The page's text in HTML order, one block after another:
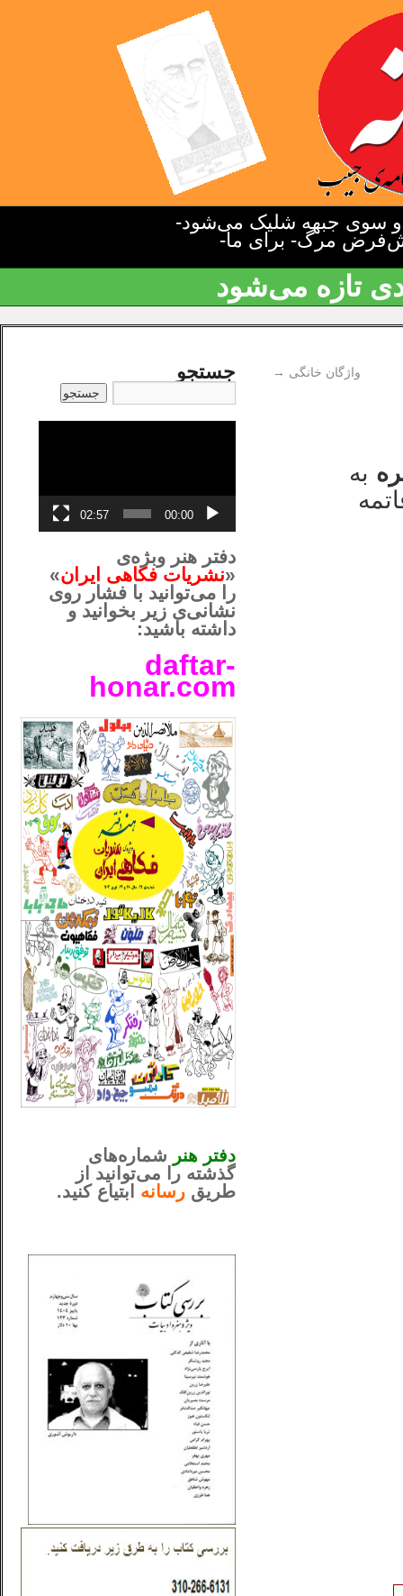
سوی جبهه شلیک می‌شود-
مرگ- برای ما-
تازه می‌شود
واژگان خانگی →
به
جستجو
00:00
02:57
دفتر هنر وبژه‌ی
«نشریات فکاهی ایران»
را می‌توانید با فشار روی
نشانی‌ی زیر بخوانید و
داشته باشید:
daftar-
honar.com
دفتر هنر شماره‌های
گذشته را می‌توانید از
طریق رسانه ابتیاع کنید.